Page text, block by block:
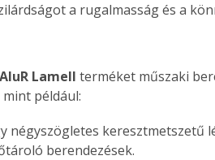
a rugalmasság és a
Lamell terméket műszaki
például:
négyszögletes keresztmetszetű
berendezések.